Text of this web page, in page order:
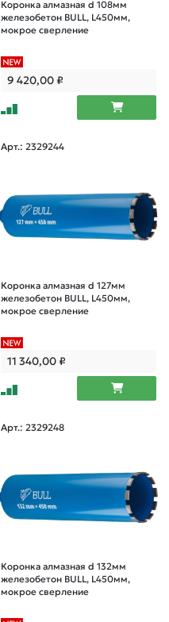
Коронка алмазная d 108мм
железобетон BULL, L450мм,
мокрое сверление
9 420,00₽
Арт.: 2329244
Коронка алмазная d 127мм
железобетон BULL, L450мм,
мокрое сверление
11 340,00₽
Арт.: 2329248
Коронка алмазная d 132мм
железобетон BULL, L450мм,
мокрое сверление